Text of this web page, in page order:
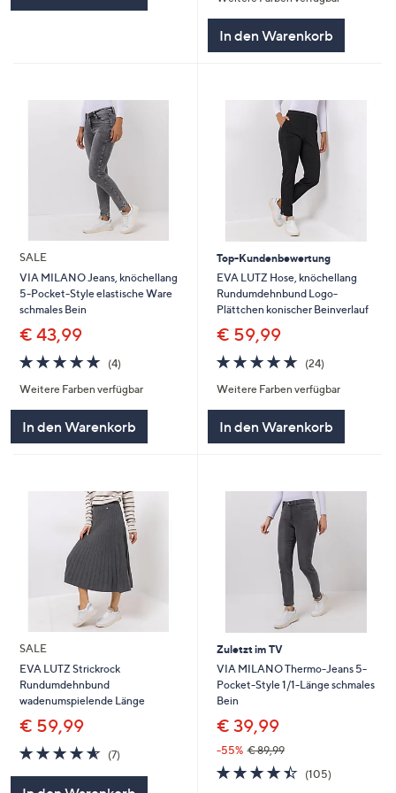
In den Warenkorb
SALE
VIA MILANO Jeans, knöchellang
5-Pocket-Style elastische Ware
schmales Bein
€ 43,99
4.8
von
5
(4)4
Weitere Farben verfügbar
In den Warenkorb
Top-Kundenbewertung
EVA LUTZ Hose, knöchellang
Rundumdehnbund Logo-
Plättchen konischer Beinverlauf
€ 59,99
4.7
von
5
(24)24
Weitere Farben verfügbar
In den Warenkorb
SALE
EVA LUTZ Strickrock
Rundumdehnbund
wadenumspielende Länge
€ 59,99
4.6
von
(7)7
Zuletzt im TV
VIA MILANO Thermo-Jeans 5-
Pocket-Style 1/1-Länge schmales
Bein
€ 39,99
-55% € 89,99
4.4
von
(105)105